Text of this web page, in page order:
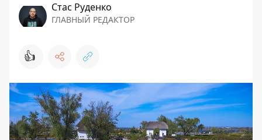
Стаc Руденко
ГЛАВНЫЙ РЕДАКТОР
👍